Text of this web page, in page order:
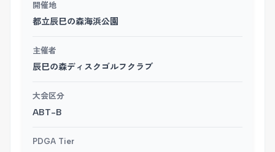
開催地
都立辰巳の森海浜公園
主催者
辰巳の森ディスクゴルフクラブ
大会区分
ABT-B
PDGA Tier